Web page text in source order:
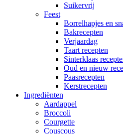
Suikervrij
Feest
Borrelhapjes en
Bakrecepten
Verjaardag
Taart recepten
Sinterklaas
Oud en nieuw
Paasrecepten
Kerstrecepten
Ingrediënten
Aardappel
Broccoli
Courgette
Couscous